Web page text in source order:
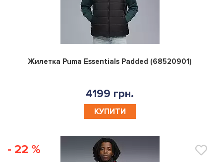
0
Жилетка Puma Essentials Padded (68520901)
4199 грн.
КУПИТИ
- 22 %